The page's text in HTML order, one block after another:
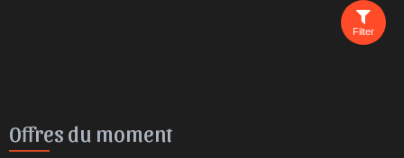
Filter
Offres du moment